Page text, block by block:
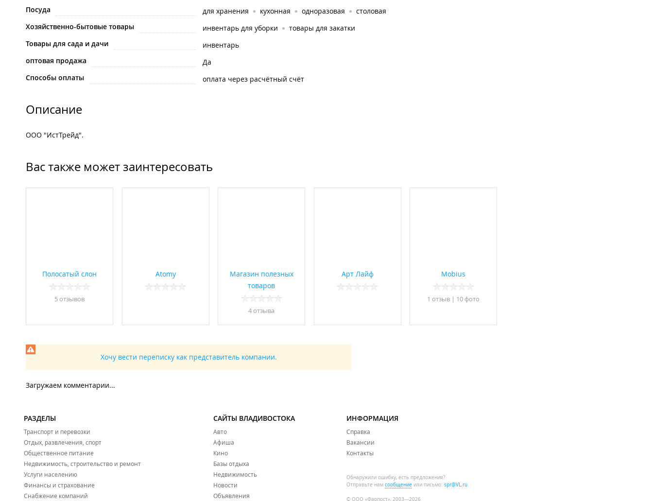
Посуда
для хранения кухонная одноразовая
столовая
Хозяйственно-бытовые товары
инвентарь для уборки
товары для закатки
Товары для сада и дачи
инвентарь
оптовая продажа
Да
Способы оплаты
оплата через расчётный счёт
Описание
ООО "ИстТрейд".
Вас также может заинтересовать
Полосатый слон
5 отзывов
Atomy
Магазин полезных
товаров
4 отзывa
Арт Лайф Mobius
1 отзыв | 10 фото
Хочу вести переписку как представитель компании.
Загружаем комментарии...
РАЗДЕЛЫ
Транспорт и перевозки
Отдых, развлечения, спорт
Общественное питание
Недвижимость, строительство и ремонт
Услуги населению
Финансы и страхование
Снабжение компаний
САЙТЫ ВЛАДИВОСТОКА
Авто
Афиша
Кино
Базы отдыха
Недвижимость
Новости
Объявления
ИНФОРМАЦИЯ
Справка
Вакансии
Контакты
Обнаружили ошибку, есть предложения?
Отправьте нам сообщение или письмо: spr@VL.ru
© ООО «Фарпост», 2003—2026